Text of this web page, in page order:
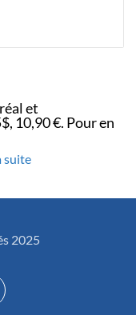
et
10,90 €. Pour en
suite
2025